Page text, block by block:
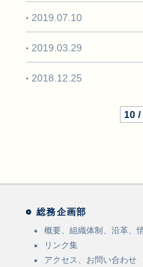
2019.07.10
2019.03.29
2018.12.25
10 /
総務企画部
概要、組織体制、沿革、
リンク集
アクセス、お問い合わせ